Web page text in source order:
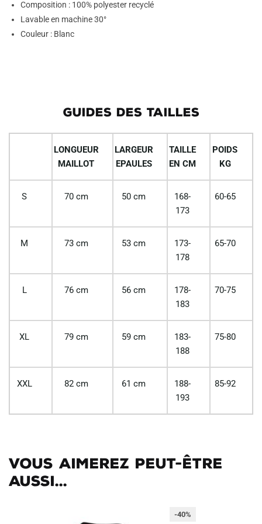
Composition : 100% polyester recyclé
Lavable en machine 30°
Couleur : Blanc
GUIDES DES TAILLES
LONGUEUR
MAILLOT
LARGEUR
EPAULES
TAILLE
EN CM
POIDS
KG
S 70 cm 50 cm
168-
173
60-65
M 73 cm 53 cm
173-
178
65-70
L 76 cm 56 cm
178-
183
70-75
XL 79 cm 59 cm
183-
188
75-80
XXL 82 cm 61 cm
188-
193
85-92
Vous aimerez peut-être
aussi...
-40%